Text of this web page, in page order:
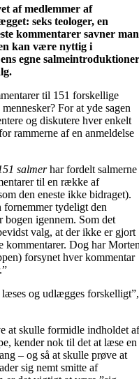
af medlemmer af
seks teologer, en
kommentarer savner man
kan være nyttig i
egne
til 151 forskellige
For at yde sagen
og diskutere hver enkelt
rammerne af en anmeldelse
salmerhar fordelt salmerne
til en række af
den eneste ikke bidraget).
tydeligt den
bogen igennem. Som det
valg, at der ikke er gjort
kommentarer. Dog har
forsynet hver kommentar
og udlægges forskelligt”,
at skulle formidle indholdet
kender nok til det at læse en
– og så at skulle prøve at
sig nemt smitte af